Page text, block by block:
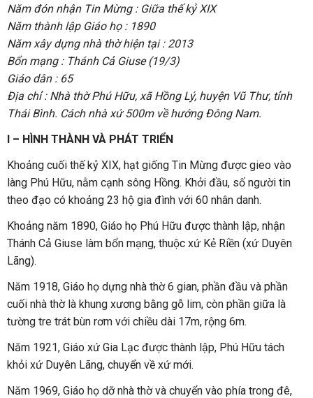
Năm đón nhận Tin Mừng : Giữa thế kỷ XIX
Năm thành lập Giáo họ : 1890
Năm xây dựng nhà thờ hiện tại : 2013
Bổn mạng : Thánh Cả Giuse (19/3)
Giáo dân : 65
Địa chỉ : Nhà thờ Phú Hữu, xã Hồng Lý, huyện Vũ Thư, tỉnh
Thái Bình. Cách nhà xứ 500m về hướng Đông Nam.
I – HÌNH THÀNH VÀ PHÁT TRIỂN
Khoảng cuối thế kỷ XIX, hạt giống Tin Mừng được gieo vào
làng Phú Hữu, nằm cạnh sông Hồng. Khởi đầu, số người tin
theo đạo có khoảng 23 hộ gia đình với 60 nhân danh.
Khoảng năm 1890, Giáo họ Phú Hữu được thành lập, nhận
Thánh Cả Giuse làm bổn mạng, thuộc xứ Kẻ Riền (xứ Duyên
Lãng).
Năm 1918, Giáo họ dựng nhà thờ 6 gian, phần đầu và phần
cuối nhà thờ là khung xương bằng gỗ lim, còn phần giữa là
tường tre trát bùn rơm với chiều dài 17m, rộng 6m.
Năm 1921, Giáo xứ Gia Lạc được thành lập, Phú Hữu tách
khỏi xứ Duyên Lãng, chuyển về xứ mới.
Năm 1969, Giáo họ dỡ nhà thờ và chuyển vào phía trong đê,